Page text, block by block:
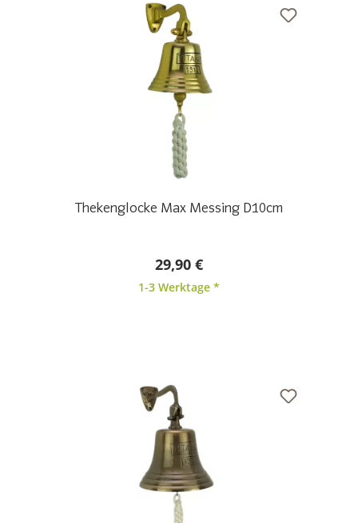
Thekenglocke Max Messing D10cm
29,90 €
1-3 Werktage *